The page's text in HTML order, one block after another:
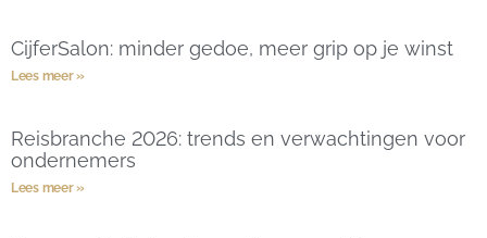
CijferSalon: minder gedoe, meer grip op je winst
Lees meer »
Reisbranche 2026: trends en verwachtingen voor
ondernemers
Lees meer »